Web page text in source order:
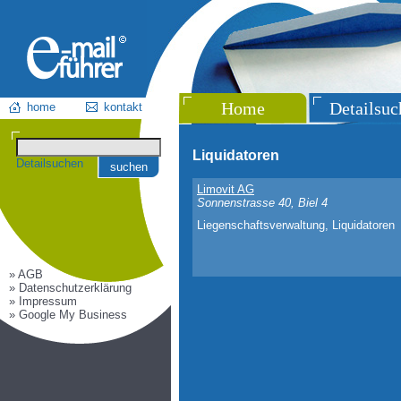
home kontakt
Detailsuchen suchen
» AGB
» Datenschutzerklärung
» Impressum
» Google My Business
Home
Liquidatoren
Limovit AG
Sonnenstrasse 40, Biel 4
Liegenschaftsverwaltung, Liquidatoren